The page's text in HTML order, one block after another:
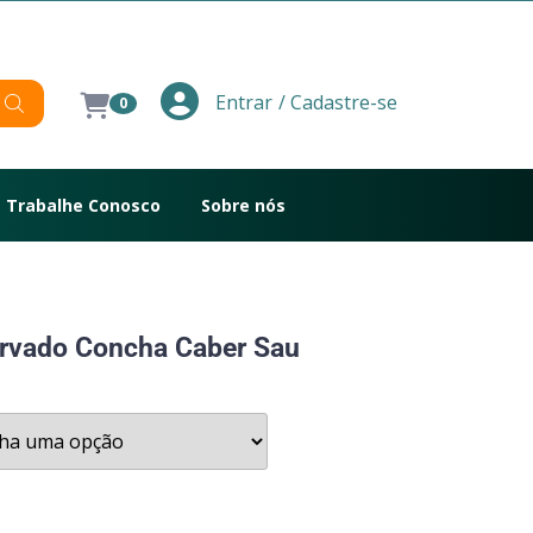
0 Entrar / Cadastre-se
Trabalhe Conosco Sobre nós
Concha Caber Sau